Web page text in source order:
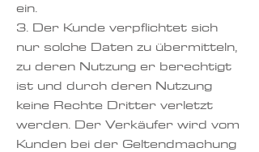
ein.
3. Der Kunde verpflichtet sich
nur solche Daten zu übermitteln,
zu deren Nutzung er berechtigt
ist und durch deren Nutzung
keine Rechte Dritter verletzt
werden. Der Verkäufer wird vom
Kunden bei der Geltendmachung